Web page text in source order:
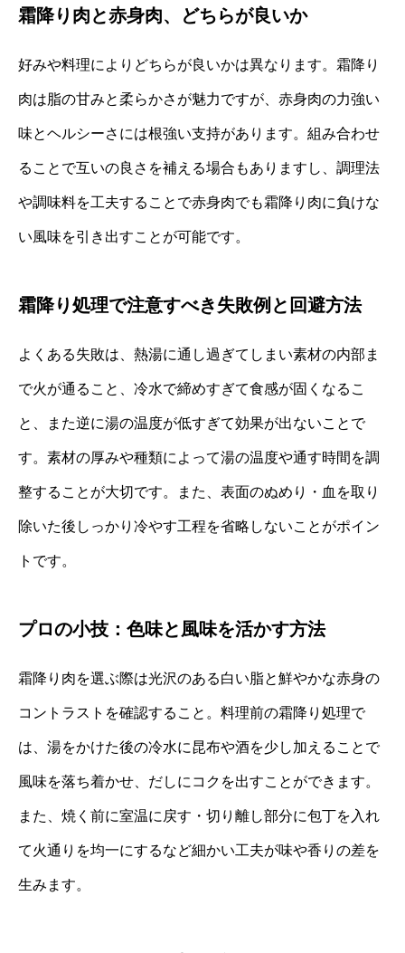
霜降り肉と赤身肉、どちらが良いか
好みや料理によりどちらが良いかは異なります。霜降り
肉は脂の甘みと柔らかさが魅力ですが、赤身肉の力強い
味とヘルシーさには根強い支持があります。組み合わせ
ることで互いの良さを補える場合もありますし、調理法
や調味料を工夫することで赤身肉でも霜降り肉に負けな
い風味を引き出すことが可能です。
霜降り処理で注意すべき失敗例と回避方法
よくある失敗は、熱湯に通し過ぎてしまい素材の内部ま
で火が通ること、冷水で締めすぎて食感が固くなるこ
と、また逆に湯の温度が低すぎて効果が出ないことで
す。素材の厚みや種類によって湯の温度や通す時間を調
整することが大切です。また、表面のぬめり・血を取り
除いた後しっかり冷やす工程を省略しないことがポイン
トです。
プロの小技：色味と風味を活かす方法
霜降り肉を選ぶ際は光沢のある白い脂と鮮やかな赤身の
コントラストを確認すること。料理前の霜降り処理で
は、湯をかけた後の冷水に昆布や酒を少し加えることで
風味を落ち着かせ、だしにコクを出すことができます。
また、焼く前に室温に戻す・切り離し部分に包丁を入れ
て火通りを均一にするなど細かい工夫が味や香りの差を
生みます。